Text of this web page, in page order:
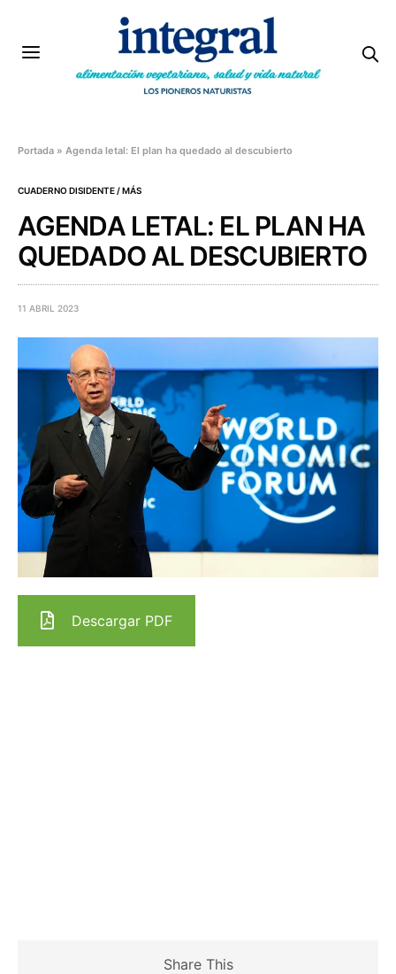
Portada »Agenda letal: El plan ha quedado al descubierto
CUADERNO DISIDENTE / MÁS
AGENDA LETAL: EL PLAN HA
QUEDADO AL DESCUBIERTO
11 ABRIL 2023
Descargar PDF
Share This